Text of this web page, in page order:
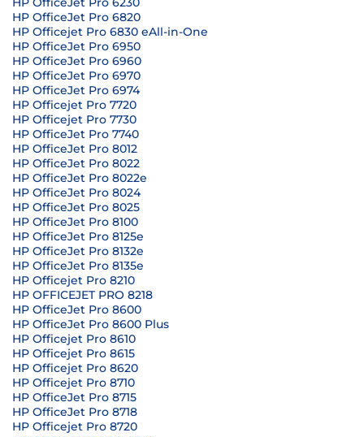
HP OfficeJet Pro 6820
HP Officejet Pro 6830 eAll-in-One
HP OfficeJet Pro 6950
HP OfficeJet Pro 6960
HP OfficeJet Pro 6970
HP OfficeJet Pro 6974
HP Officejet Pro 7720
HP Officejet Pro 7730
HP OfficeJet Pro 7740
HP OfficeJet Pro 8012
HP OfficeJet Pro 8022
HP OfficeJet Pro 8022e
HP OfficeJet Pro 8024
HP OfficeJet Pro 8025
HP OfficeJet Pro 8100
HP OfficeJet Pro 8125e
HP OfficeJet Pro 8132e
HP OfficeJet Pro 8135e
HP Officejet Pro 8210
HP OFFICEJET PRO 8218
HP OfficeJet Pro 8600
HP OfficeJet Pro 8600 Plus
HP Officejet Pro 8610
HP Officejet Pro 8615
HP Officejet Pro 8620
HP Officejet Pro 8710
HP OfficeJet Pro 8715
HP OfficeJet Pro 8718
HP Officejet Pro 8720